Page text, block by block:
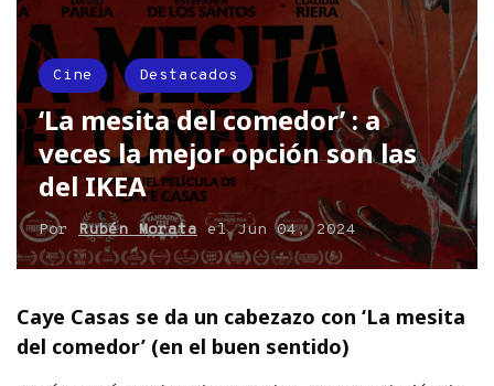
Cine Destacados
‘La mesita del comedor’ : a
veces la mejor opción son las
del IKEA
Por Rubén Morata elJun 04, 2024
Caye Casas se da un cabezazo con ‘La mesita
del comedor’ (en el buen sentido)